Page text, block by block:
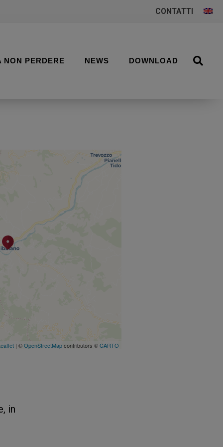
CONTATTI
NON PERDERE NEWS DOWNLOAD
| ©OpenStreetMapcontributors ©CARTO
in